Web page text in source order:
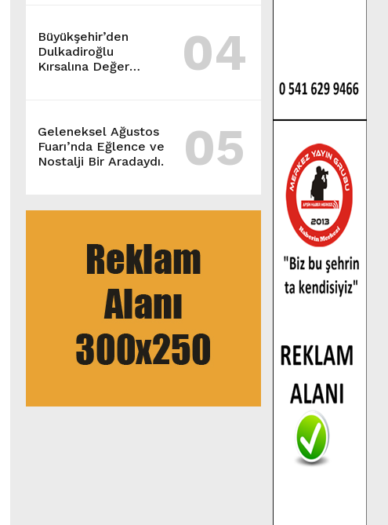
Büyükşehir’den
Dulkadiroğlu
Kırsalına Değer
04
Geleneksel Ağustos
Fuarı’nda Eğlence ve
Nostalji Bir Aradaydı.
05